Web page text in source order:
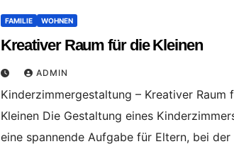
FAMILIE WOHNEN
Kreativer Raum für die Kleinen
ADMIN
Kinderzimmergestaltung – Kreativer Raum
Kleinen Die Gestaltung eines
eine spannende Aufgabe für Eltern, bei der